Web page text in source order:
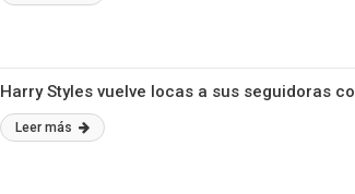
Harry Styles vuelve locas a sus seguidoras
Leer más